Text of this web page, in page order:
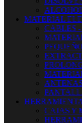
MATERIAL
CABLES
CAJAS Y